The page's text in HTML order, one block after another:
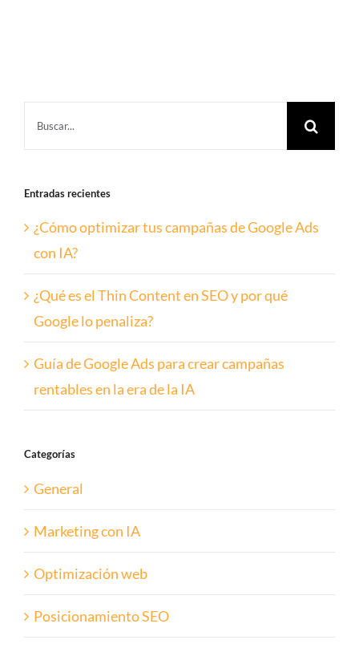
Entradas recientes
¿Cómo optimizar tus campañas de Google Ads
con IA?
¿Qué es el Thin Content en SEO y por qué
Google lo penaliza?
Guía de Google Ads para crear campañas
rentables en la era de la IA
Categorías
General
Marketing con IA
Optimización web
Posicionamiento SEO